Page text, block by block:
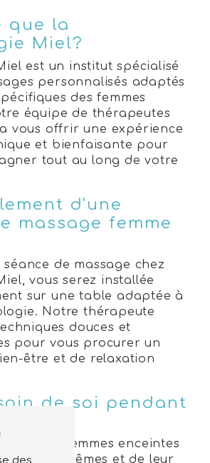
que la
Miel?
est un institut spécialisé
personnalisés adaptés
des femmes
équipe de thérapeutes
vous offrir une expérience
et bienfaisante pour
tout au long de votre
d'une
massage femme
de massage chez
vous serez installée
sur une table adaptée à
Notre thérapeute
douces et
pour vous procurer un
être et de relaxation
de soi pendant
pour les femmes enceintes
d'elles-mêmes et de leur
des